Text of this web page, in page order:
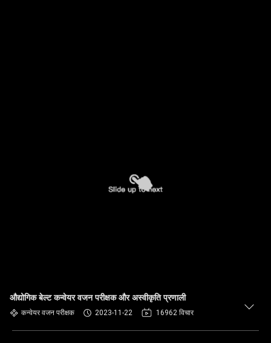
औद्योगिक बेल्ट कन्वेयर वजन परीक्षक और अस्वीकृति प्रणाली
कन्वेयर वजन परीक्षक 2023-11-22 16962 विचार